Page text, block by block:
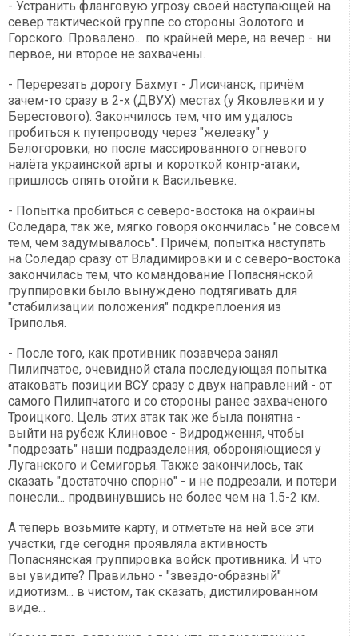
- Устранить фланговую угрозу своей наступающей на
север тактической группе со стороны Золотого и
Горского. Провалено... по крайней мере, на вечер - ни
первое, ни второе не захвачены.
- Перерезать дорогу Бахмут - Лисичанск, причём
зачем-то сразу в 2-х (ДВУХ) местах (у Яковлевки и у
Берестового). Закончилось тем, что им удалось
пробиться к путепроводу через "железку" у
Белогоровки, но после массированного огневого
налёта украинской арты и короткой контр-атаки,
пришлось опять отойти к Васильевке.
- Попытка пробиться с северо-востока на окраины
Соледара, так же, мягко говоря окончилась "не совсем
тем, чем задумывалось". Причём, попытка наступать
на Соледар сразу от Владимировки и с северо-востока
закончилась тем, что командование Попаснянской
группировки было вынуждено подтягивать для
"стабилизации положения" подкреплоения из
Триполья.
- После того, как противник позавчера занял
Пилипчатое, очевидной стала последующая попытка
атаковать позиции ВСУ сразу с двух направлений - от
самого Пилипчатого и со стороны ранее захваченого
Троицкого. Цель этих атак так же была понятна -
выйти на рубеж Клиновое - Видродження, чтобы
"подрезать" наши подразделения, обороняющиеся у
Луганского и Семигорья. Также закончилось, так
сказать "достаточно спорно" - и не подрезали, и потери
понесли... продвинувшись не более чем на 1.5-2 км.
А теперь возьмите карту, и отметьте на ней все эти
участки, где сегодня проявляла активность
Попаснянская группировка войск противника. И что
вы увидите? Правильно - "звездо-образный"
идиотизм... в чистом, так сказать, дистилированном
виде...